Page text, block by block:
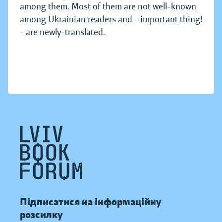
among them. Most of them are not well-known
among Ukrainian readers and - important thing!
- are newly-translated.
Підписатися на інформаційну
розсилку